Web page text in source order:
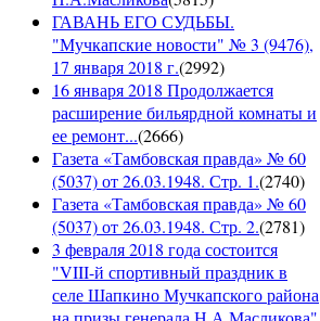
ГАВАНЬ ЕГО СУДЬБЫ.
"Мучкапские новости" № 3 (9476),
17 января 2018 г.(2992)
16 января 2018 Продолжается
расширение бильярдной комнаты и
ее ремонт...(2666)
Газета «Тамбовская правда» № 60
(5037) от 26.03.1948. Стр. 1.(2740)
Газета «Тамбовская правда» № 60
(5037) от 26.03.1948. Стр. 2.(2781)
3 февраля 2018 года состоится
"VIII-й спортивный праздник в
селе Шапкино Мучкапского района